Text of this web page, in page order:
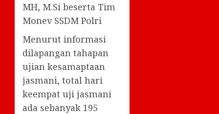
MH, M.Si beserta Tim
Monev SSDM Polri
Menurut informasi
dilapangan tahapan
ujian kesamaptaan
jasmani, total hari
keempat uji jasmani
ada sebanyak 195